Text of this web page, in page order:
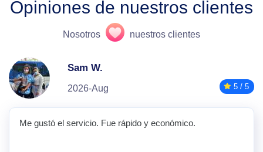
Opiniones de nuestros clientes
Nosotros nuestros clientes
Sam W.
2026-Aug 5 / 5
Me gustó el servicio. Fue rápido y económico.